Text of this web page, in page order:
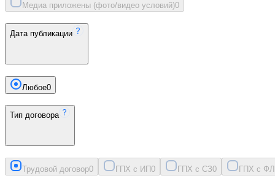
Медиа приложены (фото/видео условий)0
Дата публикации
Любое0
Тип договора
Трудовой договор0 ГПХ с ИП0 ГПХ с СЗ0 ГПХ с ФЛ